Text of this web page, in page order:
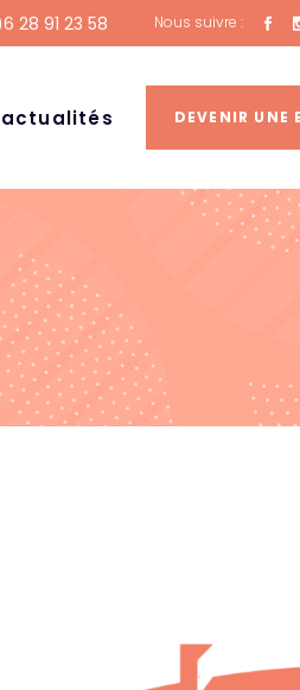
28 91 23 58 Nous suivre :
actualités DEVENIR UNE